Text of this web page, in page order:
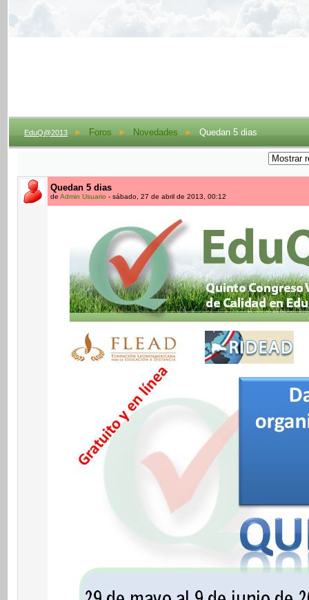
EduQ@2013 ► Foros ► Novedades ► Quedan 5 dias
Quedan 5 dias
deAdmin Usuario - sábado, 27 de abril de 2013, 00:12